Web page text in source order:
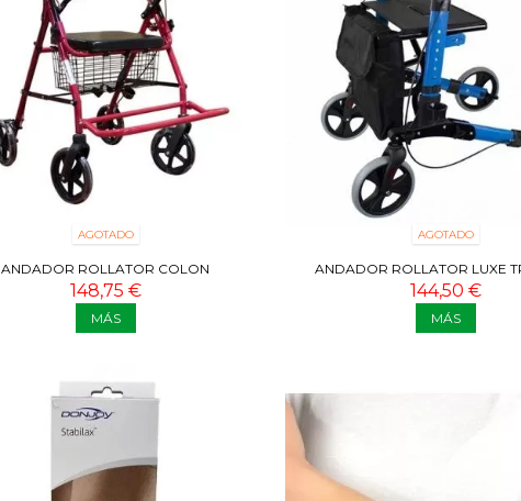
AGOTADO
ANDADOR ROLLATOR COLON
148,75 €
MÁS
AGOTADO
ANDADOR ROLLATOR LUXE
144,50 €
MÁS